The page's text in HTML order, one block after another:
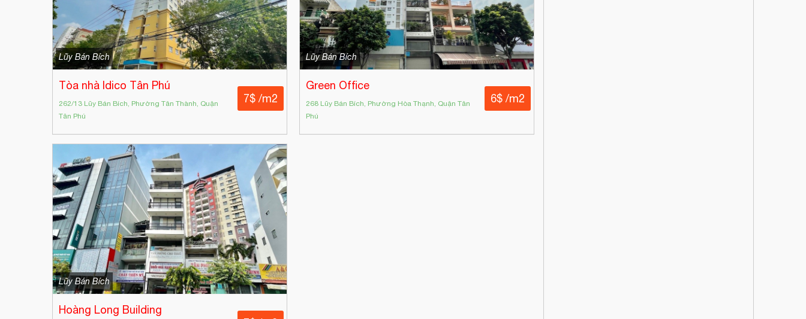
Lũy Bán Bích
Tòa nhà Idico Tân Phú
262/13 Lũy Bán Bích, Phường Tân Thành, Quận
Tân Phú
7$ /m2
Lũy Bán Bích
Green Office
268 Lũy Bán Bích, Phường Hòa Thạnh, Quận Tân
Phú
6$ /m2
Lũy Bán Bích
Hoàng Long Building